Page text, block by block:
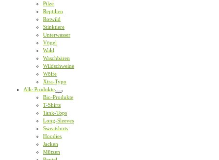
Pilze
Reptilien
Rotwild
Stinktiere
Unterwasser
Vögel
Wald
Waschbären
Wildschweine
Wölfe
Xtra-Typo
Alle Produkte
Bio-Produkte
T-Shirts
Tank-Tops
Long-Sleeves
Sweatshirts
Hoodies
Jacken
Mützen